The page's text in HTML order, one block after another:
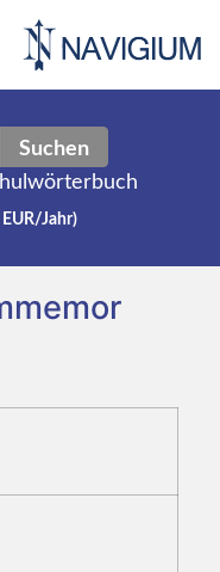
Suchen
Jahr)